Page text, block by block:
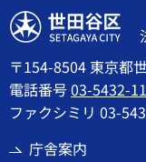
世田谷区
〒154-8504 東京都
電話番号03-5432-
ファクシミリ 03-
庁舎案内